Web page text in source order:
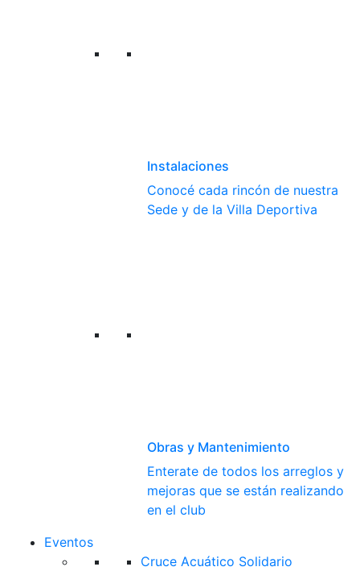
Instalaciones
Conocé cada rincón de nuestra
Sede y de la Villa Deportiva
Obras y Mantenimiento
Enterate de todos los arreglos y
mejoras que se están realizando
en el club
Eventos
Cruce Acuático Solidario